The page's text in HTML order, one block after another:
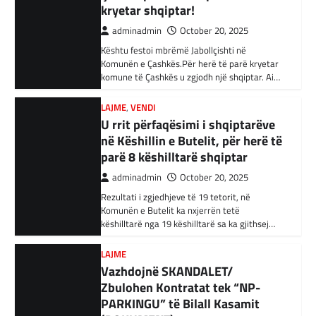
Autoritetet turke i kanë arrestuar të shtunën
34 njerëz të dyshuar për lidhje me Shtetin
Islamik gjatë një operacioni të…
BOTA,KRONIKË E ZEZË, RAJONI
Irani dënon sulmet ajrore të
SHBA-së
adminadmin February 3, 2024
Në qytetin al-Ka’im, rreth 350 km në
veriperëndim të Bagdadit, gjithçka që ka
mbetur pas sulmeve ajrore të Uashingtonit
është…
KRONIKË E ZEZË,LAJME,RAJONI
Tetë persona kërkojnë ndihmë
pas aksidentit ku u përfshinë 14
automjete
adminadmin December 11, 2023
Një aksident trafiku ka ndodhur në
në Këshillin e Butelit, për herë të
parë 8 këshilltarë shqiptar
adminadmin October 20, 2025
Rezultati i zgjedhjeve të 19 tetorit, në
Komunën e Butelit ka nxjerrën tetë
këshilltarë nga 19 këshilltarë sa ka gjithsej…
LAJME
Vazhdojnë SKANDALET/
Zbulohen Kontratat tek “NP-
PARKINGU” të Bilall Kasamit
(DOKUMENT)
adminadmin October 17, 2025
Skandalet në komunën e Tetovës nuk kanë të
ndalur! Pas publikimit të qindra kontratave të
dyshimta tek XHOB2011, tashmë janë…
LAJME,MË TË FUNDIT
Avokati i Popullit hapi linjë